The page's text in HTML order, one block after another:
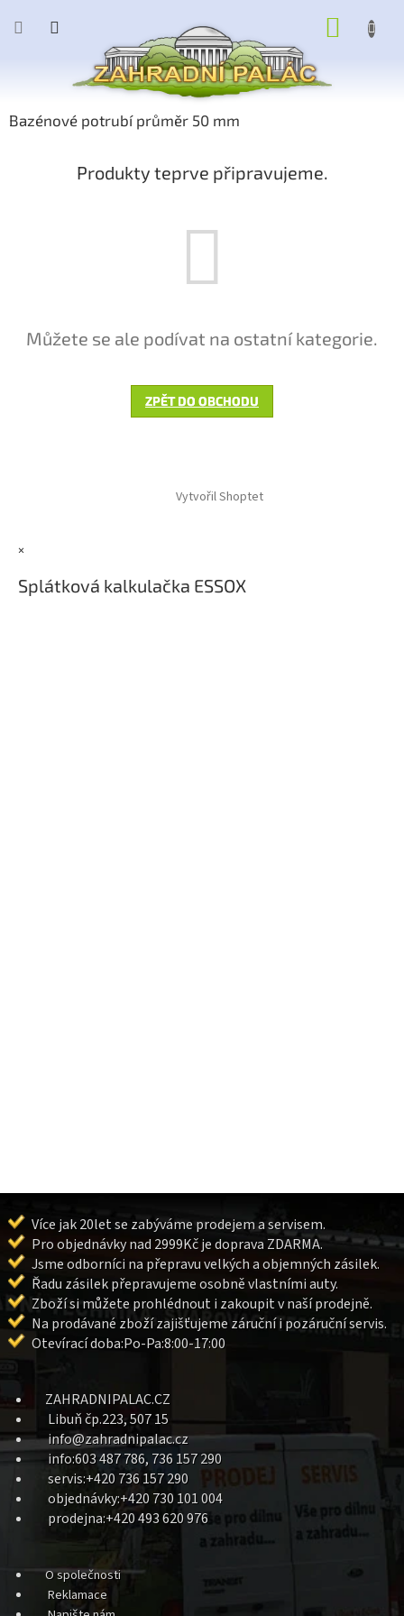
Bazénové potrubí průměr 50 mm
Produkty teprve připravujeme.
Můžete se ale podívat na ostatní kategorie.
ZPĚT DO OBCHODU
Vytvořil Shoptet
×
Splátková kalkulačka ESSOX
Více jak 20let se zabýváme prodejem a servisem.
Pro objednávky nad 2999Kč je doprava ZDARMA.
Jsme odborníci na přepravu velkých a objemných zásilek.
Řadu zásilek přepravujeme osobně vlastními auty.
Zboží si můžete prohlédnout i zakoupit v naší prodejně.
Na prodávané zboží zajišťujeme záruční i pozáruční servis.
Otevírací doba:Po-Pa:8:00-17:00
ZAHRADNIPALAC.CZ
Libuň čp.223, 507 15
info@zahradnipalac.cz
info:603 487 786, 736 157 290
servis:+420 736 157 290
objednávky:+420 730 101 004
prodejna:+420 493 620 976
O společnosti
Reklamace